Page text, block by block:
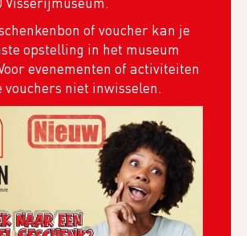
of voucher kan je
opstelling in het museum
evenementen of activiteiten
vouchers niet inwisselen.